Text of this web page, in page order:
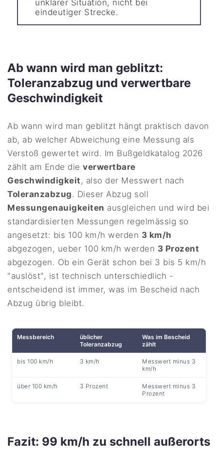
unklarer Situation, nicht bei
eindeutiger Strecke.
Ab wann wird man geblitzt:
Toleranzabzug und verwertbare
Geschwindigkeit
Ab wann wird man geblitzt hängt praktisch davon
ab, ab welcher Abweichung eine Messung als
Verstoß gewertet wird. Im Bußgeldkatalog 2026
zählt am Ende dieverwertbare
Geschwindigkeit, also der Messwert nach
Toleranzabzug. Dieser Abzug soll
Messungenauigkeiten ausgleichen und wird bei
standardisierten Messungen regelmässig so
angesetzt: bis 100 km/h werden 3 km/h
abgezogen, ueber 100 km/h werden 3 Prozent
abgezogen. Ob ein Gerät schon bei 3 bis 5 km/h
"auslöst", ist technisch unterschiedlich -
entscheidend ist immer, was im Bescheid nach
Abzug übrig bleibt.
Messbereich
üblicher
Toleranzabzug
Was im Bescheid
zählt
bis 100 km/h 3 km/h
Messwert minus 3
km/h
über 100 km/h 3 Prozent
Messwert minus 3
Prozent
Fazit: 99 km/h zu schnell außerorts